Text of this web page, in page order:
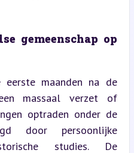
gemeenschap op
maanden na de
massaal verzet of
optraden onder de
door persoonlijke
studies. De